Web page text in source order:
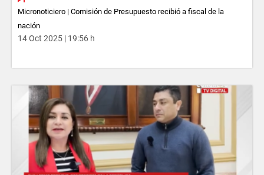
Micronoticiero | Comisión de Presupuesto recibió a fiscal de la
nación
14 Oct 2025 | 19:56 h